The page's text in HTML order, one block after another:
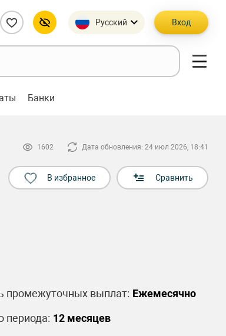
Русский Вход
Банки
1602 Дата обновления: 24 июл 2026, 18:41
В избранное Сравнить
промежуточных выплат: Ежемесячно
периода: 12 месяцев